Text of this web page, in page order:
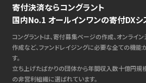
寄付決済ならコングラント
国内No.1 オールインワンの寄付DXシ
コングラントは、寄付募集ページの作成、オンライ
作成など、ファンドレイジングに必要な全ての機能
す。
立ち上げたばかりの団体から年間収入数十億円規
の非営利組織に選ばれています。